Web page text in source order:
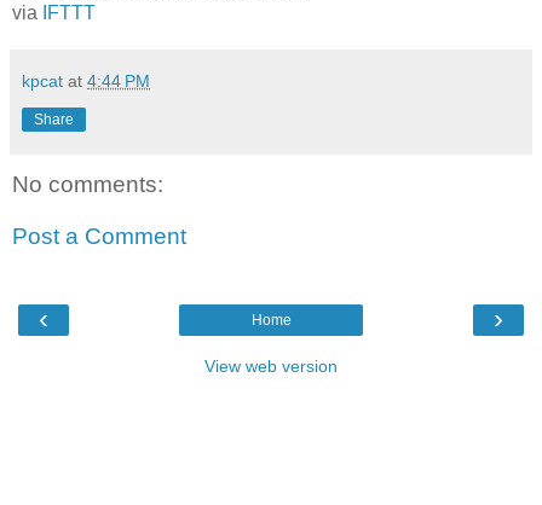
via
IFTTT
kpcat at 4:44 PM
Share
No comments:
Post a Comment
‹ ›
Home
View web version